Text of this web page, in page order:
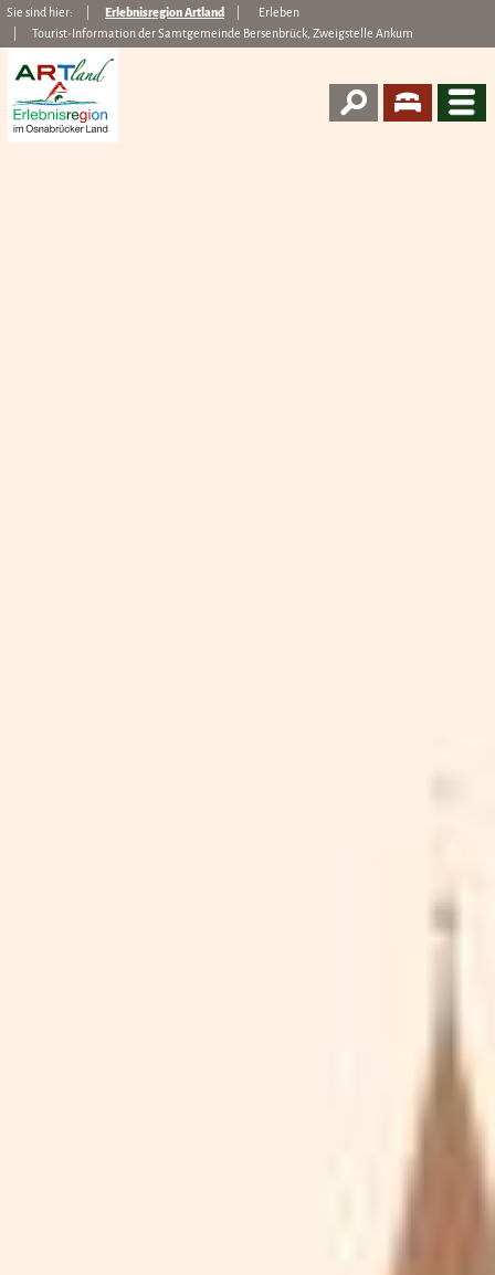
Sie sind hier: Erlebnisregion Artland
Erleben
Tourist-Information der Samtgemeinde Bersenbrück, Zweigstelle Ankum